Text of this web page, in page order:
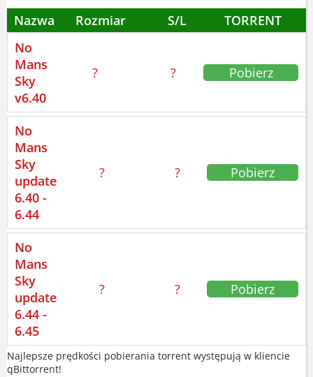
Nazwa
Rozmiar S/L
TORRENT
No
Mans
Sky
v6.40
? ? Pobierz
No
Mans
Sky
update
6.40 -
6.44
? ? Pobierz
No
Mans
Sky
update
6.44 -
6.45
? ? Pobierz
Najlepsze prędkości pobierania torrent występują w kliencie
qBittorrent!